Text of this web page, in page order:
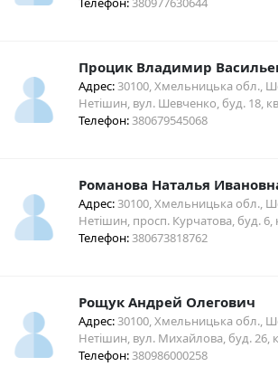
Процик Владимир
Адрес:30100, Хмельницька обл.,
Нетішин, вул. Шевченко, буд. 18,
Телефон:380679545068
Романова Наталья
Адрес:30100, Хмельницька обл.,
Нетішин, просп. Курчатова, буд. 6,
Телефон:380673818762
Рощук Андрей Олегович
Адрес:30100, Хмельницька обл.,
Нетішин, вул. Михайлова, буд. 26,
Телефон:380986000258